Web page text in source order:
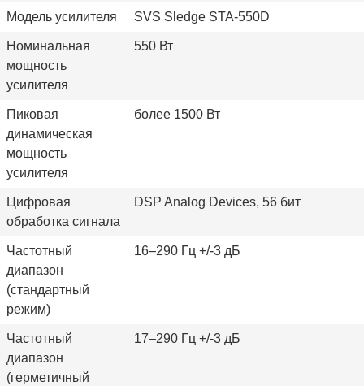
Модель усилителя SVS Sledge STA-550D
Номинальная
мощность
усилителя
550 Вт
Пиковая
динамическая
мощность
усилителя
более 1500 Вт
Цифровая
обработка сигнала
DSP Analog Devices, 56 бит
Частотный
диапазон
(стандартный
режим)
16–290 Гц +/-3 дБ
Частотный
диапазон
(герметичный
17–290 Гц +/-3 дБ